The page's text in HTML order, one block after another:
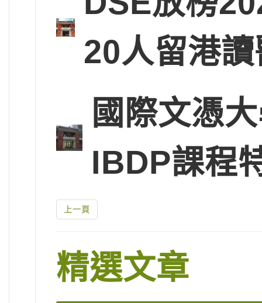
20人留港
國際文憑
IBDP課程
上一頁
精選文章